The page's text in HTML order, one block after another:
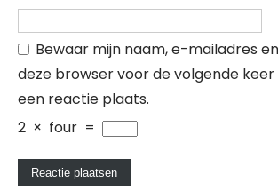
Bewaar mijn naam, e-mailadres
deze browser voor de volgende
een reactie plaats.
2 × four =